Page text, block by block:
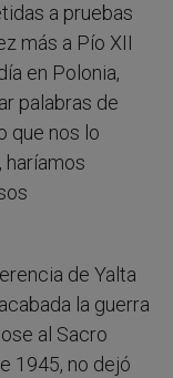
a pruebas
más a Pío XII
en Polonia,
palabras de
que nos lo
haríamos
de Yalta
la guerra
al Sacro
1945, no dejó